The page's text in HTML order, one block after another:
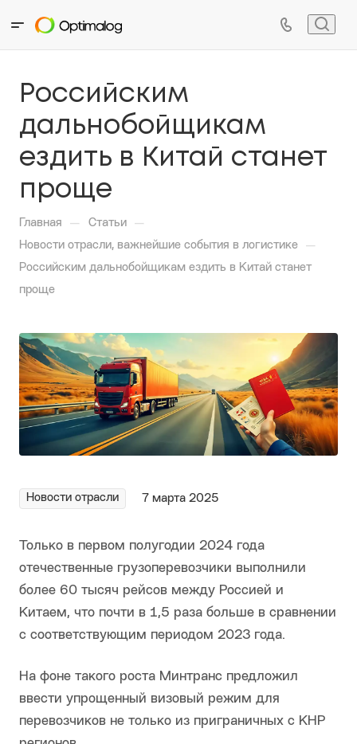
Российским
дальнобойщикам
ездить в Китай станет
проще
Главная — Статьи —
Новости отрасли, важнейшие события в логистике —
Российским дальнобойщикам ездить в Китай станет
проще
Новости отрасли 7 марта 2025
Только в первом полугодии 2024 года
отечественные грузоперевозчики выполнили
более 60 тысяч рейсов между Россией и
Китаем, что почти в 1,5 раза больше в сравнении
с соответствующим периодом 2023 года.
На фоне такого роста Минтранс предложил
ввести упрощенный визовый режим для
перевозчиков не только из приграничных с КНР